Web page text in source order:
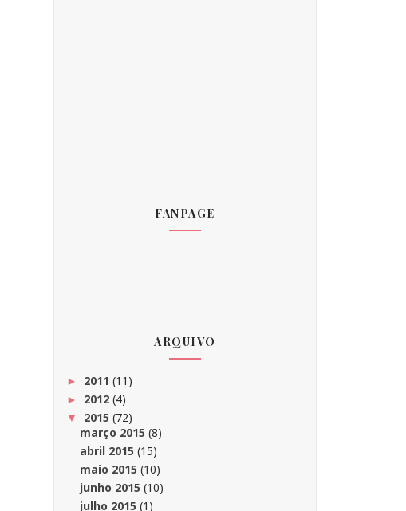
FANPAGE
ARQUIVO
► 2011 (11)
► 2012 (4)
▼ 2015 (72)
março 2015 (8)
abril 2015 (15)
maio 2015 (10)
junho 2015 (10)
julho 2015 (1)